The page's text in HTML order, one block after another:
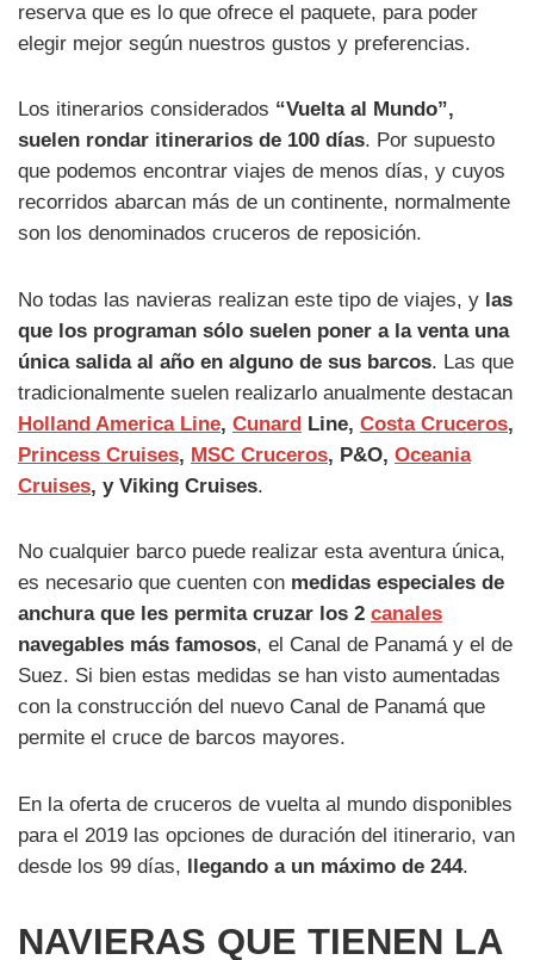
reserva que es lo que ofrece el paquete, para poder
elegir mejor según nuestros gustos y preferencias.
Los itinerarios considerados “Vuelta al Mundo”,
suelen rondar itinerarios de 100 días. Por supuesto
que podemos encontrar viajes de menos días, y cuyos
recorridos abarcan más de un continente, normalmente
son los denominados cruceros de reposición.
No todas las navieras realizan este tipo de viajes, y las
que los programan sólo suelen poner a la venta una
única salida al año en alguno de sus barcos. Las que
tradicionalmente suelen realizarlo anualmente destacan
Holland America Line, Cunard Line, Costa Cruceros,
Princess Cruises, MSC Cruceros, P&O, Oceania
Cruises, y Viking Cruises.
No cualquier barco puede realizar esta aventura única,
es necesario que cuenten con medidas especiales de
anchura que les permita cruzar los 2 canales
navegables más famosos, el Canal de Panamá y el de
Suez. Si bien estas medidas se han visto aumentadas
con la construcción del nuevo Canal de Panamá que
permite el cruce de barcos mayores.
En la oferta de cruceros de vuelta al mundo disponibles
para el 2019 las opciones de duración del itinerario, van
desde los 99 días, llegando a un máximo de 244.
NAVIERAS QUE TIENEN LA